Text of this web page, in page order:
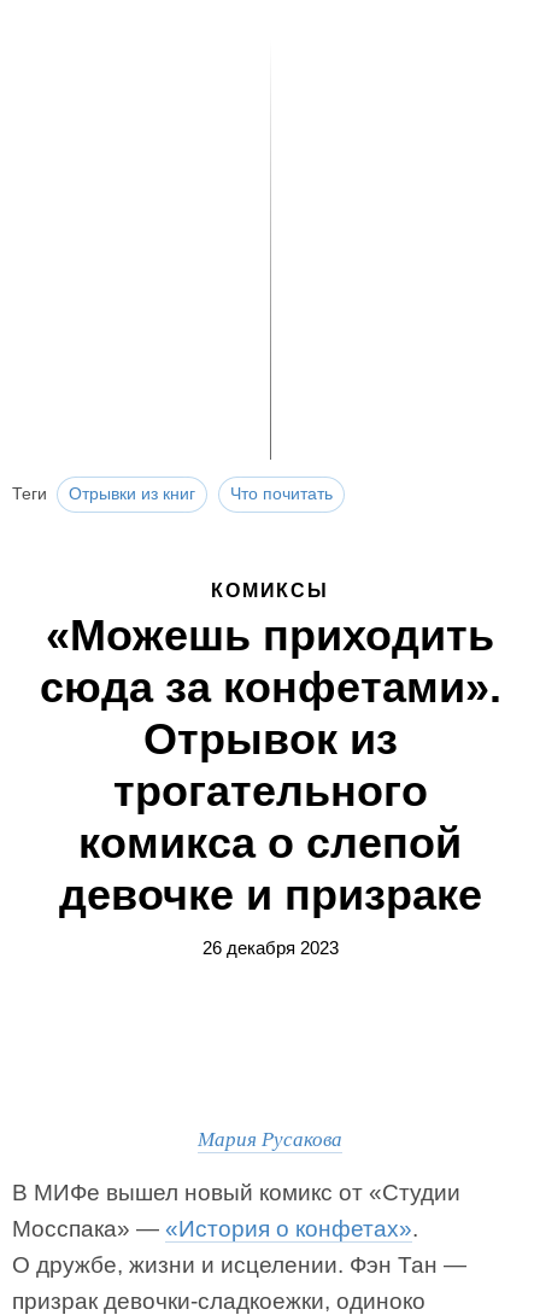
Теги Отрывки из книг Что почитать
КОМИКСЫ
«Можешь приходить
сюда за конфетами».
Отрывок из
трогательного
комикса о слепой
девочке и призраке
26 декабря 2023
Мария Русакова
В МИФе вышел новый комикс от «Студии
Мосспака» — «История о конфетах».
О дружбе, жизни и исцелении. Фэн Тан —
призрак девочки-сладкоежки, одиноко